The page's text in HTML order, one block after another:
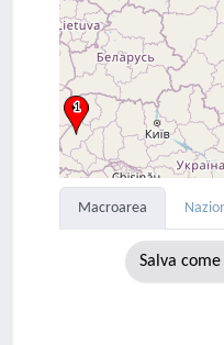
Macroarea
Salva come